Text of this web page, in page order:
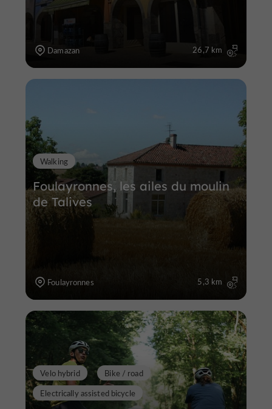
Damazan 26,7 km
Foulayronnes, les ailes du moulin
de Talives
Walking
Foulayronnes 5,3 km
Velo hybrid
Bike / road
Electrically assisted bicycle